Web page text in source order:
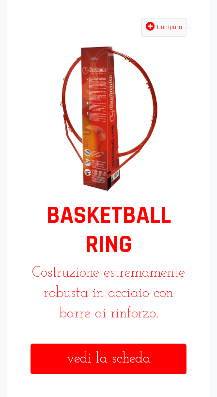
Compara
BASKETBALL
RING
Costruzione estremamente
robusta in acciaio con
barre di rinforzo.
vedi la scheda